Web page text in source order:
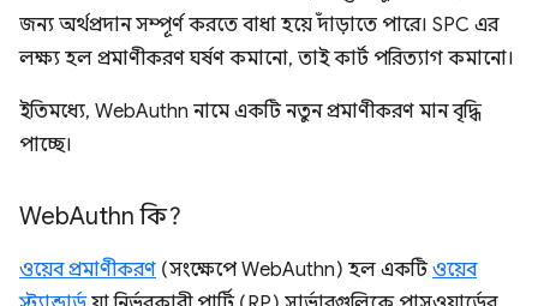
জন্য অর্থপ্রদান সম্পূর্ণ করতে বাধা হয়ে দাঁড়াতে পারে। SPC এর
লক্ষ্য হল প্রমাণীকরণ ঘর্ষণ কমানো, তাই কার্ট পরিত্যাগ কমানো।
ইতিমধ্যে, WebAuthn নামে একটি নতুন প্রমাণীকরণ মান বৃদ্ধি
পাচ্ছে।
WebAuthn কি?
ওয়েব প্রমাণীকরণ (সংক্ষেপে WebAuthn) হল একটিওয়েব